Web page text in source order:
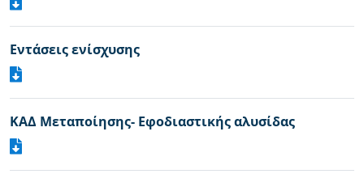
Εντάσεις ενίσχυσης
ΚΑΔ Μεταποίησης- Εφοδιαστικής αλυσίδας